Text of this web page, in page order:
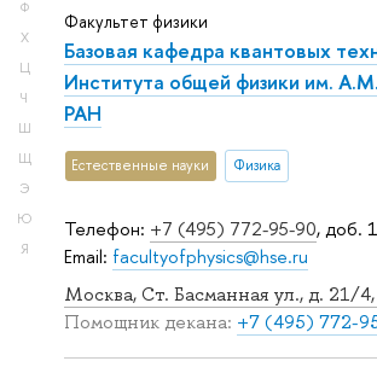
Ф
Х
Ц
Ч
Ш
Щ
Э
Ю
Я
Телефон: +7 (495) 772-95-90, доб.
Email: facultyofphysics@hse.ru
Москва, Ст. Басманная ул., д. 21/
Помощник декана: +7 (495) 772-
Факультет физики
Базовая кафедра квантовых
Института общей физики им.
РАН
Естественные науки Физика